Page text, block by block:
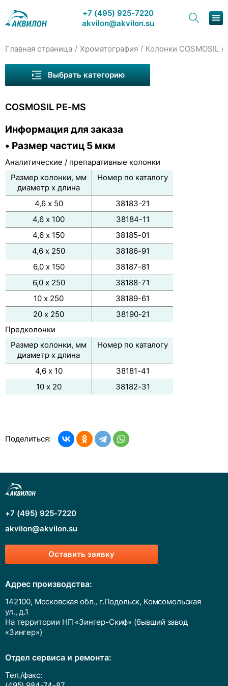
+7 (495) 925-7220
akvilon@akvilon.su
Главная страница / Хроматография / Колонки COSMOSIL /
COSMOSIL PE-MS
Информация для заказа
• Размер частиц 5 мкм
Аналитические / препаративные колонки
Размер колонки, мм
диаметр х длина
Номер по каталогу
4,6 х 50
38183-21
4,6 х 100
38184-11
4,6 х 150
38185-01
4,6 х 250
38186-91
6,0 х 150
38187-81
6,0 х 250
38188-71
10 х 250
38189-61
20 х 250
38190-21
Предколонки
Размер колонки, мм
диаметр х длина
Номер по каталогу
4,6 х 10
38181-41
10 х 20
38182-31
Выбрать категорию
Колонки Wayeal для ВЭЖХ
Колонки Welch для ВЭЖХ
Колонки COSMOSIL
Колонки «ядро-оболочка»
Обращённо-фазовые колонки С18 (ODS)
Специальные обращённо-фазовые колонки
Другие обращённо-фазовые колонки
COSMOSIL PFP
COSMOSIL CN-MS
COSMOSIL C22-AR-II
COSMOSIL C8-MS
COSMOSIL C4-MS
COSMOSIL TMS-MS
COSMOSIL PE-MS
Нормально-фазовые колонки COSMOSIL SL-II
Колонки для хроматографии гидрофильных
Колонки для разделения белков
Системы защиты колонок
Таблица соответствия ВЭЖХ-колонок по фирмам
производителям
Классификация ВЭЖХ колонок по USP
Поделиться:
Оставить заявку
+7 (495) 925-7220
akvilon@akvilon.su
Адрес производства:
142100, Московская обл., г.Подольск, Комсомольская
ул., д.1
На территории НП «Зингер-Скиф» (бывший завод
«Зингер»)
Отдел сервиса и ремонта:
Тел./факс: